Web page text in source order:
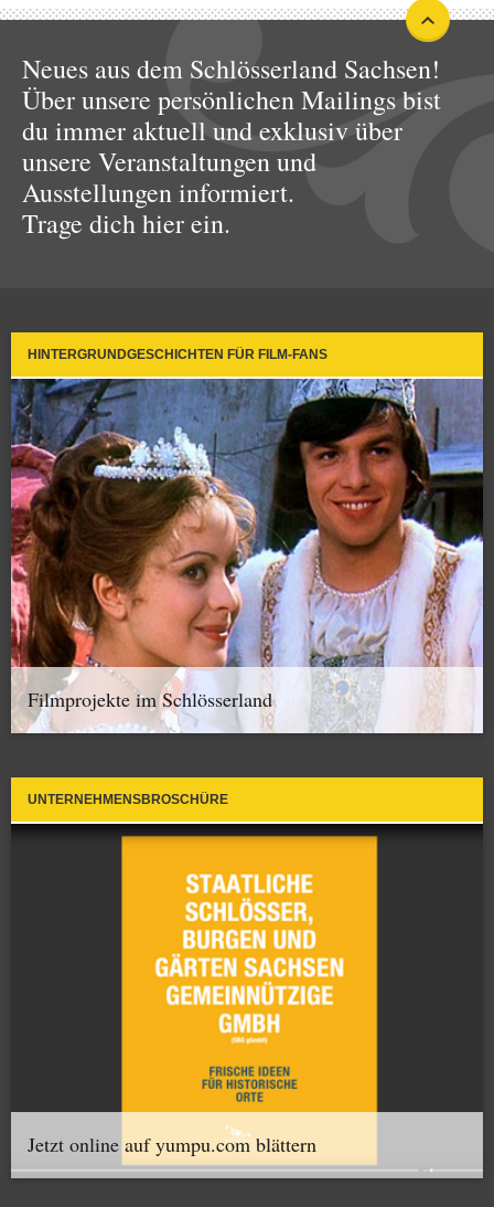
Neues aus dem Schlösserland Sachsen!
Über unsere persönlichen Mailings bist
du immer aktuell und exklusiv über
unsere Veranstaltungen und
Ausstellungen informiert.
Trage dich hier ein.
HINTERGRUNDGESCHICHTEN FÜR FILM-FANS
Filmprojekte im Schlösserland
UNTERNEHMENSBROSCHÜRE
Jetzt online auf yumpu.com blättern